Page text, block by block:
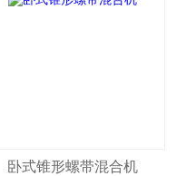
卧式锥形螺带混合机